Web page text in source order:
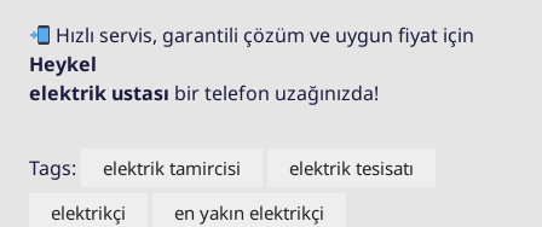
Hızlı servis, garantili çözüm ve uygun fiyat için
Heykel
elektrik ustası bir telefon uzağınızda!
Tags: elektrik tamircisi
elektrik tesisatı
elektrikçi
en yakın elektrikçi